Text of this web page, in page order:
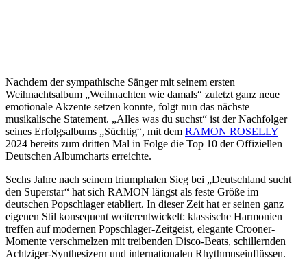
Nachdem der sympathische Sänger mit seinem ersten
Weihnachtsalbum „Weihnachten wie damals“ zuletzt ganz neue
emotionale Akzente setzen konnte, folgt nun das nächste
musikalische Statement. „Alles was du suchst“ ist der Nachfolger
seines Erfolgsalbums „Süchtig“, mit dem RAMON ROSELLY
2024 bereits zum dritten Mal in Folge die Top 10 der Offiziellen
Deutschen Albumcharts erreichte.
Sechs Jahre nach seinem triumphalen Sieg bei „Deutschland sucht
den Superstar“ hat sich RAMON längst als feste Größe im
deutschen Popschlager etabliert. In dieser Zeit hat er seinen ganz
eigenen Stil konsequent weiterentwickelt: klassische Harmonien
treffen auf modernen Popschlager-Zeitgeist, elegante Crooner-
Momente verschmelzen mit treibenden Disco-Beats, schillernden
Achtziger-Synthesizern und internationalen Rhythmuseinflüssen.